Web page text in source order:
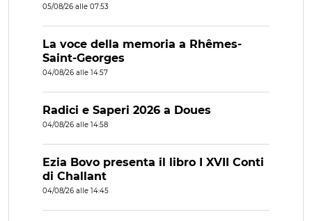
05/08/26 alle 07:53
La voce della memoria a Rhêmes-
Saint-Georges
04/08/26 alle 14:57
Radici e Saperi 2026 a Doues
04/08/26 alle 14:58
Ezia Bovo presenta il libro I XVII Conti
di Challant
04/08/26 alle 14:45